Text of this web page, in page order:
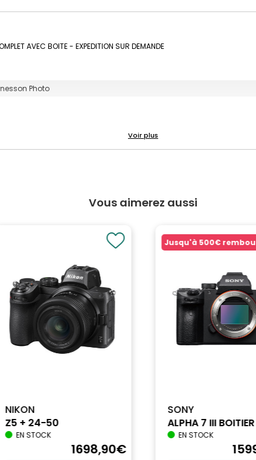
AVEC BOITE - EXPEDITION SUR DEMANDE
Photo
Vous aimerez aussi
NIKON
Z5 + 24-50
EN STOCK
1698,90€
Jusqu'à 500€
SONY
ALPHA 7 III
EN STOCK